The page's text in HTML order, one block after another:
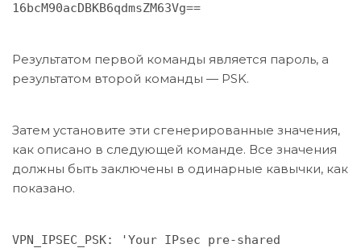
16bcM90acDBKB6qdmsZM63Vg==
Результатом первой команды является пароль, а
результатом второй команды — PSK.
Затем установите эти сгенерированные значения,
как описано в следующей команде. Все значения
должны быть заключены в одинарные кавычки, как
показано.
VPN_IPSEC_PSK: 'Your IPsec pre-shared